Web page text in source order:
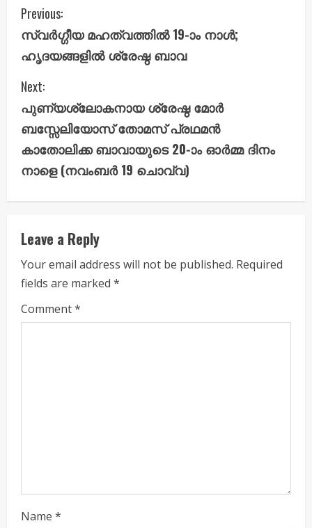
C
o
n
t
i
n
R
e
a
Previous:
സ്വർഗ്ഗീയ മഹത്വത്തിൽ 19-ാം നാൾ;
ഹൃദയങ്ങളിൽ ശ്രേഷ്ഠ ബാവ
Next:
പുണ്യശ്ലോകനായ ശ്രേഷ്ഠ മോർ
ബസ്സേലിയോസ് തോമസ് പ്രഥമൻ
കാതോലിക്ക ബാവായുടെ 20-ാം ഓർമ്മ ദിനം
നാളെ (നവംബർ 19 ചൊവ്വ)
Leave a Reply
Your email address will not be published. Required
fields are marked *
Comment*
Name *